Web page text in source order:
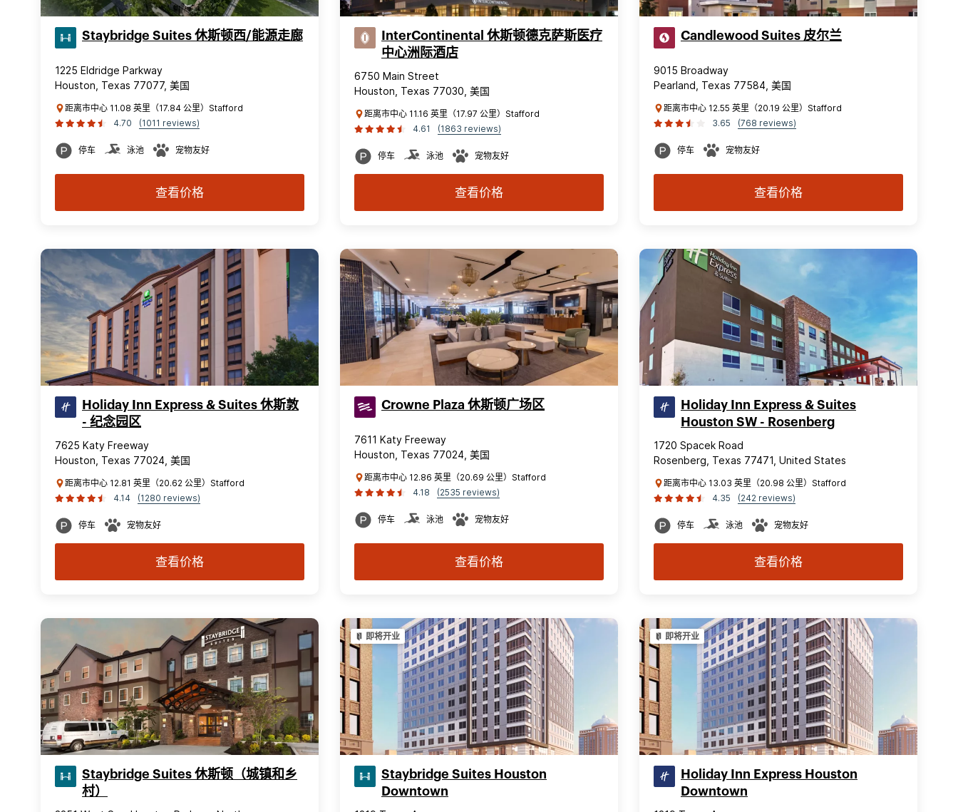
Staybridge Suites 休斯顿西/能源走廊
1225 Eldridge Parkway
Houston, Texas 77077, 美国
距离市中心 11.08 英里（17.84 公里）Stafford
4.70
(1011 reviews)
停车 泳池 宠物友好
查看价格
InterContinental 休斯顿德克萨斯医疗
中心洲际酒店
6750 Main Street
Houston, Texas 77030, 美国
距离市中心 11.16 英里（17.97 公里）Stafford
4.61
(1863 reviews)
停车 泳池 宠物友好
查看价格
Candlewood Suites 皮尔兰
9015 Broadway
Pearland, Texas 77584, 美国
距离市中心 12.55 英里（20.19 公里）Stafford
3.65
(768 reviews)
停车 宠物友好
查看价格
Holiday Inn Express & Suites 休斯敦
- 纪念园区
7625 Katy Freeway
Houston, Texas 77024, 美国
距离市中心 12.81 英里（20.62 公里）Stafford
4.14
(1280 reviews)
停车 宠物友好
查看价格
Crowne Plaza 休斯顿广场区
7611 Katy Freeway
Houston, Texas 77024, 美国
距离市中心 12.86 英里（20.69 公里）Stafford
4.18
(2535 reviews)
停车 泳池 宠物友好
查看价格
Holiday Inn Express & Suites
Houston SW - Rosenberg
1720 Spacek Road
Rosenberg, Texas 77471, United States
距离市中心 13.03 英里（20.98 公里）Stafford
4.35
(242 reviews)
停车 泳池 宠物友好
查看价格
Staybridge Suites 休斯顿（城镇和乡
村）
即将开业
Staybridge Suites Houston
Downtown
即将开业
Holiday Inn Express Houston
Downtown